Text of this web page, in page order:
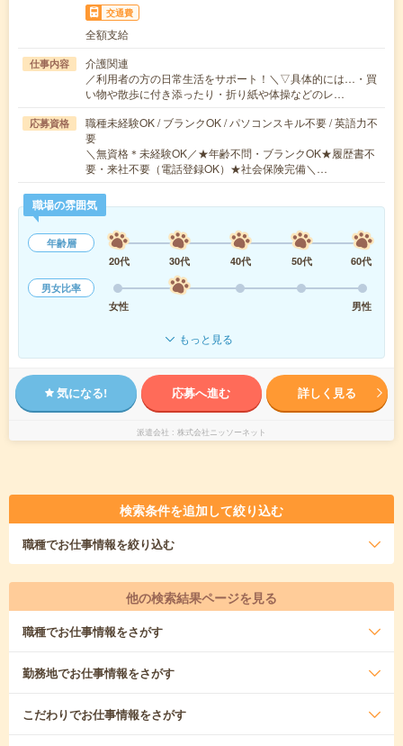
交通費
全額支給
仕事内容
介護関連
／利用者の方の日常生活をサポート！＼▽具体的には…・買
い物や散歩に付き添ったり・折り紙や体操などのレ…
応募資格
職種未経験OK / ブランクOK / パソコンスキル不要 / 英語力不
要
＼無資格＊未経験OK／★年齢不問・ブランクOK★履歴書不
要・来社不要（電話登録OK）★社会保険完備＼…
職場の雰囲気
年齢層
20代
30代 40代 50代
60代
男女比率
女性
男性
もっと見る
気になる! 応募へ進む 詳しく見る
派遣会社 株式会社ニッソーネット
検索条件を追加して絞り込む
職種でお仕事情報を絞り込む
他の検索結果ページを見る
職種でお仕事情報をさがす
勤務地でお仕事情報をさがす
こだわりでお仕事情報をさがす